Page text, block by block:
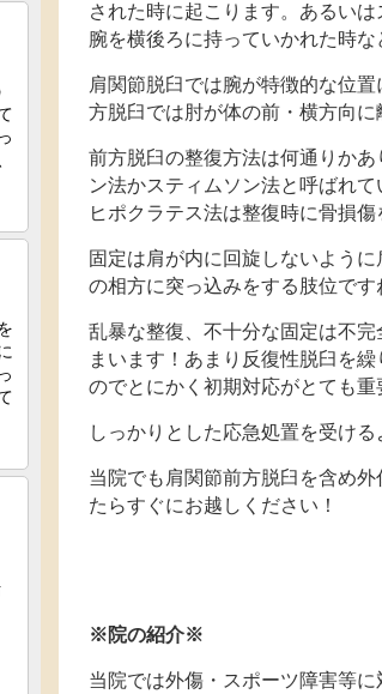
された時に起こります。あるい
腕を横後ろに持っていかれた時な
肩関節脱臼では腕が特徴的な位
方脱臼では肘が体の前・横方向に
前方脱臼の整復方法は何通りか
ン法かスティムソン法と呼ばれ
ヒポクラテス法は整復時に骨損
固定は肩が内に回旋しないよう
の相方に突っ込みをする肢位です
乱暴な整復、不十分な固定は不完
まいます！あまり反復性脱臼を
のでとにかく初期対応がとても重
しっかりとした応急処置を受ける
当院でも肩関節前方脱臼を含め
たらすぐにお越しください！
※院の紹介※
当院では外傷・スポーツ障害等